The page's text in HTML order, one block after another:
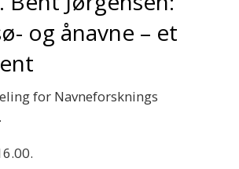
og ånavne – et
for Navneforsknings